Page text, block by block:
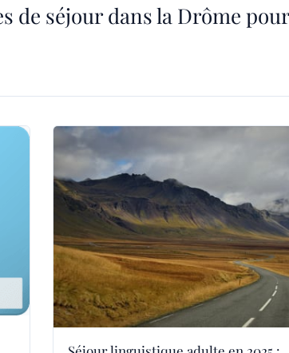
de séjour dans la Drôme